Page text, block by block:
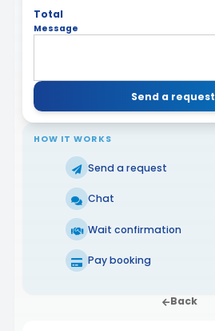
Total
Message
Send a request
HOW IT WORKS
Send a request
Chat
Wait confirmation
Pay booking
Back